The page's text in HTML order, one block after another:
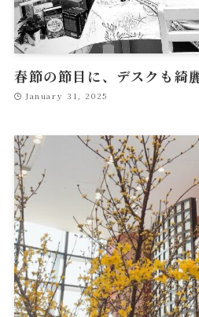
春節の節目に、デスクも綺
January 31, 2025